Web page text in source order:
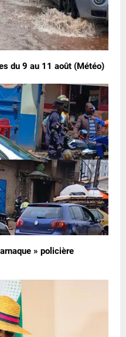
du 9 au 11 août (Météo)
» policière